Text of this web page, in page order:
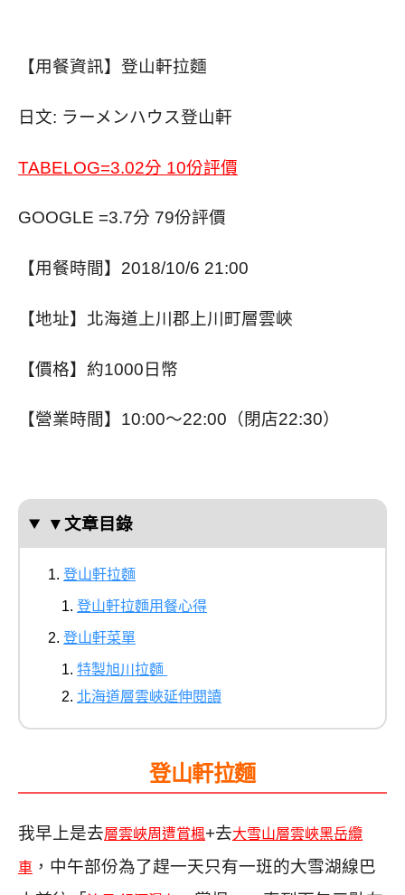
【用餐資訊】登山軒拉麵
日文: ラーメンハウス登山軒
TABELOG=3.02分 10份評價
GOOGLE =3.7分 79份評價
【用餐時間】2018/10/6 21:00
【地址】北海道上川郡上川町層雲峽
【價格】約1000日幣
【營業時間】10:00～22:00（閉店22:30）
▼文章目錄
登山軒拉麵
登山軒拉麵用餐心得
登山軒菜單
特製旭川拉麵
北海道層雲峽延伸閱讀
登山軒拉麵
我早上是去層雲峽周遭賞楓+去大雪山層雲峽黑岳纜
車 ，中午部份為了趕一天只有一班的大雪湖線巴